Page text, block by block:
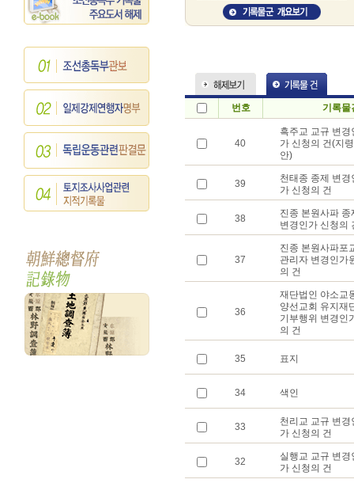
번호 기록물
40
흑주교 교규 변경
가 신청의 건(지령
안)
39
천태종 종제 변경
가 신청의 건
38
진종 본원사파 종
변경인가 신청의
37
진종 본원사파포
관리자 변경인가
의 건
36
재단법인 야소교
양선교회 유지재
기부행위 변경인
의 건
35 표지
34 색인
33
천리교 교규 변경
가 신청의 건
32
실행교 교규 변경
가 신청의 건